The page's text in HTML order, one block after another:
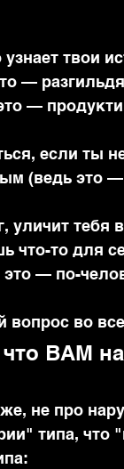
узнает твои
—
—
если ты
(ведь это
уличит тебя
что-то для
— по-
во
ВАМ
не про
типа, что